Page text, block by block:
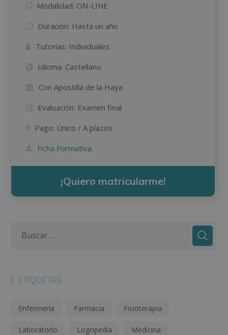
Modalidad: ON-LINE
Duración: Hasta un año
Tutorías: Individuales
Idioma: Castellano
Con Apostilla de la Haya
Evaluación: Examen final
Pago: Único / A plazos
Ficha Formativa
¡Quiero matricularme!
ETIQUETAS
Enfermería Farmacia Fisioterapia
Laboratorio Logopedia Medicina